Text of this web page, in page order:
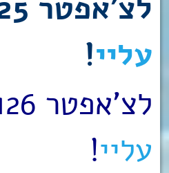
לצ’אפטר 125 – לחצו
עליי!
לצ’אפטר 126 – לחצו
עליי!